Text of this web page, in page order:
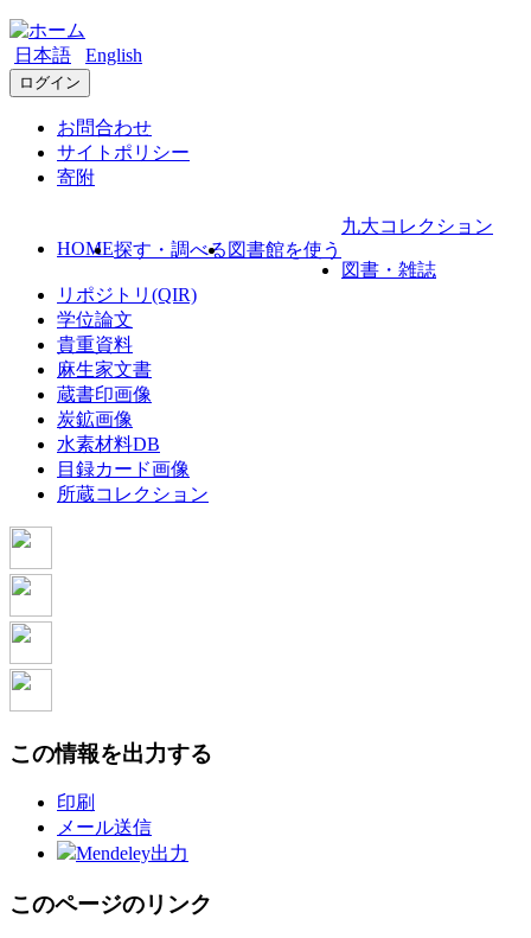
日本語 English
ログイン
お問合わせ
サイトポリシー
寄附
HOME探す・調べる 図書館を使う
九大コレクション
図書・雑誌
リポジトリ(QIR)
学位論文
貴重資料
麻生家文書
蔵書印画像
炭鉱画像
水素材料DB
目録カード画像
所蔵コレクション
この情報を出力する
印刷
メール送信
Mendeley出力
このページのリンク